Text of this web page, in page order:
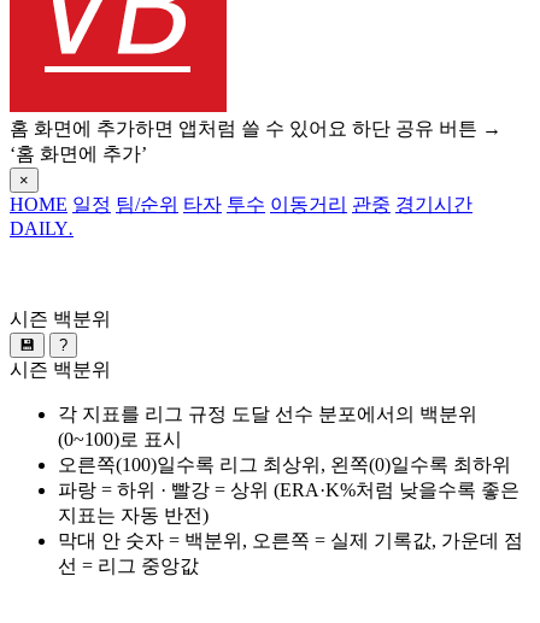
홈 화면에 추가하면 앱처럼 쓸 수 있어요 하단 공유 버튼 →
‘홈 화면에 추가’
×
HOME 일정 팀/순위 타자 투수 이동거리 관중 경기시간
DAILY.
시즌 백분위
💾 ?
시즌 백분위
각 지표를 리그 규정 도달 선수 분포에서의 백분위
(0~100)로 표시
오른쪽(100)일수록 리그 최상위, 왼쪽(0)일수록 최하위
파랑 = 하위 · 빨강 = 상위 (ERA·K%처럼 낮을수록 좋은
지표는 자동 반전)
막대 안 숫자 = 백분위, 오른쪽 = 실제 기록값, 가운데 점
선 = 리그 중앙값